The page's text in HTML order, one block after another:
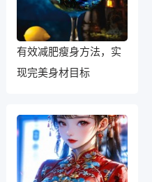
有效减肥瘦身方法，实
现完美身材目标